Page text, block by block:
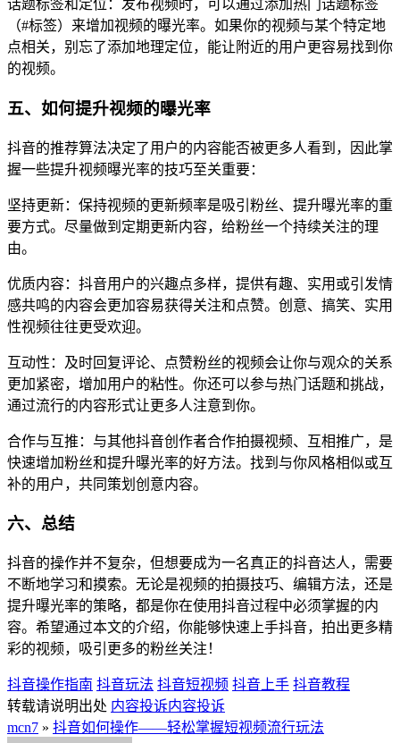
话题标签和定位：发布视频时，可以通过添加热门话题标签
（#标签）来增加视频的曝光率。如果你的视频与某个特定地
点相关，别忘了添加地理定位，能让附近的用户更容易找到你
的视频。
五、如何提升视频的曝光率
抖音的推荐算法决定了用户的内容能否被更多人看到，因此掌
握一些提升视频曝光率的技巧至关重要：
坚持更新：保持视频的更新频率是吸引粉丝、提升曝光率的重
要方式。尽量做到定期更新内容，给粉丝一个持续关注的理
由。
优质内容：抖音用户的兴趣点多样，提供有趣、实用或引发情
感共鸣的内容会更加容易获得关注和点赞。创意、搞笑、实用
性视频往往更受欢迎。
互动性：及时回复评论、点赞粉丝的视频会让你与观众的关系
更加紧密，增加用户的粘性。你还可以参与热门话题和挑战，
通过流行的内容形式让更多人注意到你。
合作与互推：与其他抖音创作者合作拍摄视频、互相推广，是
快速增加粉丝和提升曝光率的好方法。找到与你风格相似或互
补的用户，共同策划创意内容。
六、总结
抖音的操作并不复杂，但想要成为一名真正的抖音达人，需要
不断地学习和摸索。无论是视频的拍摄技巧、编辑方法，还是
提升曝光率的策略，都是你在使用抖音过程中必须掌握的内
容。希望通过本文的介绍，你能够快速上手抖音，拍出更多精
彩的视频，吸引更多的粉丝关注！
抖音操作指南 抖音玩法 抖音短视频 抖音上手 抖音教程
转载请说明出处 内容投诉内容投诉
mcn7 » 抖音如何操作——轻松掌握短视频流行玩法